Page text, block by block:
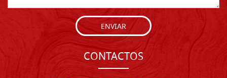
ENVIAR
CONTACTOS